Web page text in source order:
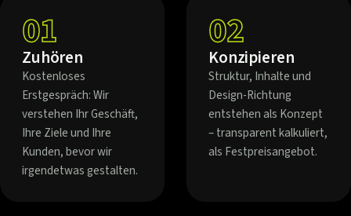
01
Zuhören
Kostenloses
Erstgespräch: Wir
verstehen Ihr Geschäft,
Ihre Ziele und Ihre
Kunden, bevor wir
irgendetwas gestalten.
02
Konzipieren
Struktur, Inhalte und
Design-Richtung
entstehen als Konzept
– transparent kalkuliert,
als Festpreisangebot.